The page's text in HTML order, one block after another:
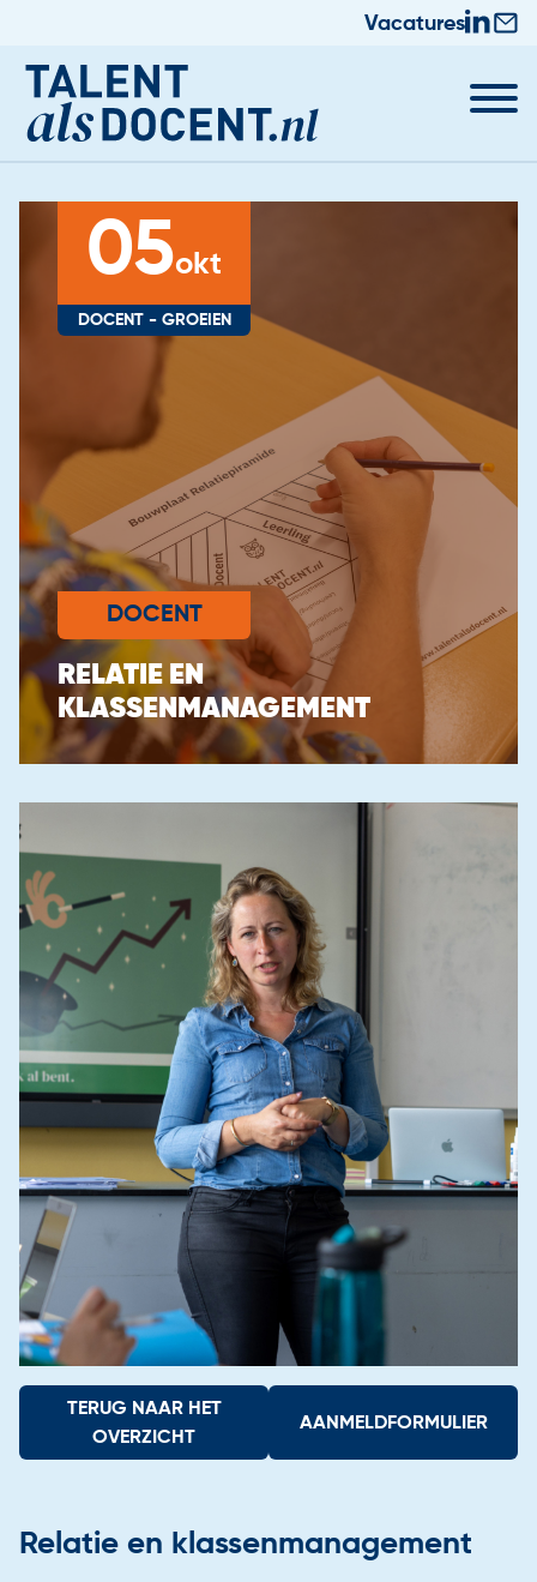
Vacatures
Docent worden
Nieuws & Trainingen
Informatie voor Zij-instromers
Praktische zaken
Routes naar het leraarschap
Informatie voor Zij-instromers
Tekortvakken in de regio
Onze instroomadviseurs
Groeien als docent
Alle berichten
Bekijk alle verhalen
In de Spotlight
Algemeen
Wereldwijd Docent
Bekijk alle vacatures
Contact
Aangesloten scholen
Onze instroomadviseurs
05okt
DOCENT - GROEIEN
DOCENT
RELATIE EN
KLASSENMANAGEMENT
TERUG NAAR HET
OVERZICHT
AANMELDFORMULIER
Relatie en klassenmanagement